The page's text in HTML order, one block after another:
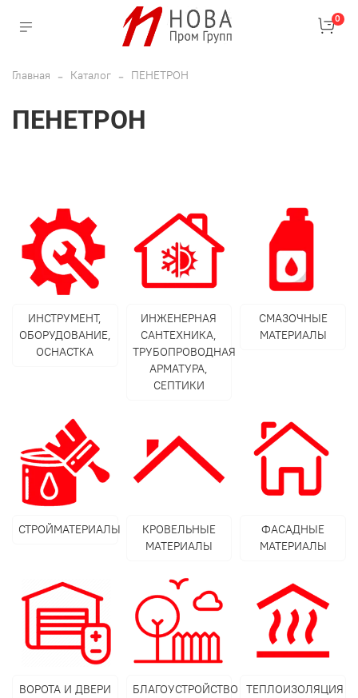
0
Главная Каталог ПЕНЕТРОН
ПЕНЕТРОН
ИНСТРУМЕНТ,
ОБОРУДОВАНИЕ,
ОСНАСТКА
ИНЖЕНЕРНАЯ
САНТЕХНИКА,
ТРУБОПРОВОДНАЯ
АРМАТУРА,
СЕПТИКИ
СМАЗОЧНЫЕ
МАТЕРИАЛЫ
СТРОЙМАТЕРИАЛЫ
КРОВЕЛЬНЫЕ
МАТЕРИАЛЫ
ФАСАДНЫЕ
МАТЕРИАЛЫ
ВОРОТА И ДВЕРИ
БЛАГОУСТРОЙСТВО
ТЕПЛОИЗОЛЯЦИЯ